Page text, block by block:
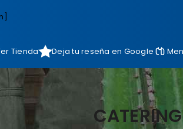
Tienda Deja tu reseña en Google
CATERING